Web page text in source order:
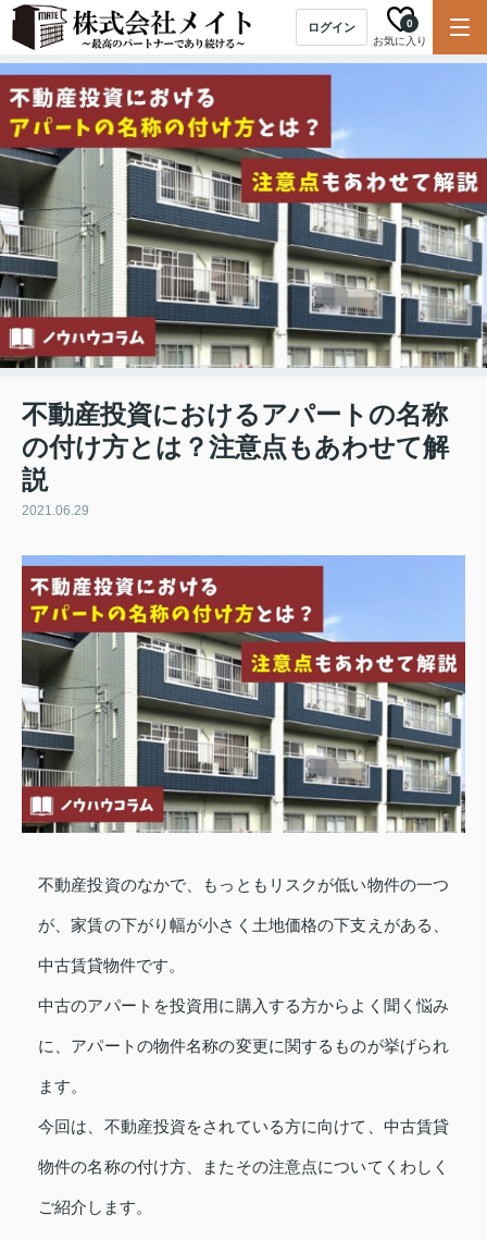
ログイン
お気に入り
0
不動産投資におけるアパートの名称
の付け方とは？注意点もあわせて解
説
2021.06.29
不動産投資のなかで、もっともリスクが低い物件の一つ
が、家賃の下がり幅が小さく土地価格の下支えがある、
中古賃貸物件です。
中古のアパートを投資用に購入する方からよく聞く悩み
に、アパートの物件名称の変更に関するものが挙げられ
ます。
今回は、不動産投資をされている方に向けて、中古賃貸
物件の名称の付け方、またその注意点についてくわしく
ご紹介します。